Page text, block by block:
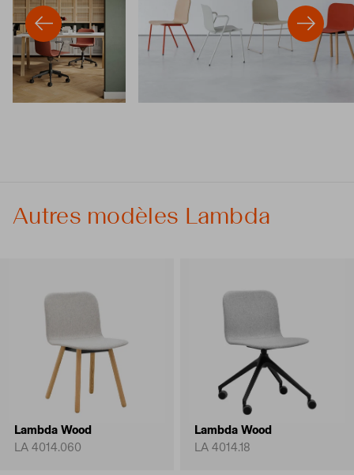
Autres modèles Lambda
Lambda Wood
LA 4014.060
Lambda Wood
LA 4014.18